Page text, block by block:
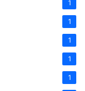
1
1
1
1
1